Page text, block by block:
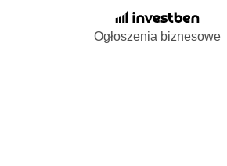
Ogłoszenia biznesowe